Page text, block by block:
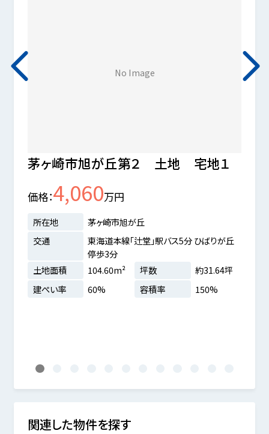
No Image
茅ヶ崎市旭が丘第２ 土地 宅地１
価格 4,060万円
所在地
茅ヶ崎市旭が丘
交通
東海道本線「辻堂」駅バス5分 ひばりが丘
停歩3分
土地面積
104.60m² 坪数
約31.64坪
建ぺい率
60% 容積率 150%
1
関連した物件を探す